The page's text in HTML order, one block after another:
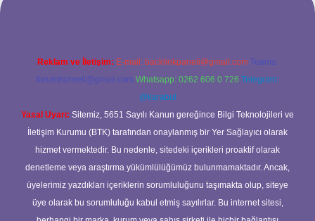
Reklam ve İletişim: E-mail: backlinkpaneli@gmail.com Teams:
forumhizmeti@gmail.com Whatsapp: 0262 606 0 726 Telegram:
@karabul
Yasal Uyarı: Sitemiz, 5651 Sayılı Kanun gereğince Bilgi Teknolojileri ve
İletişim Kurumu (BTK) tarafından onaylanmış bir Yer Sağlayıcı olarak
hizmet vermektedir. Bu nedenle, sitedeki içerikleri proaktif olarak
denetleme veya araştırma yükümlülüğümüz bulunmamaktadır. Ancak,
üyelerimiz yazdıkları içeriklerin sorumluluğunu taşımakta olup, siteye
üye olarak bu sorumluluğu kabul etmiş sayılırlar. Bu internet sitesi,